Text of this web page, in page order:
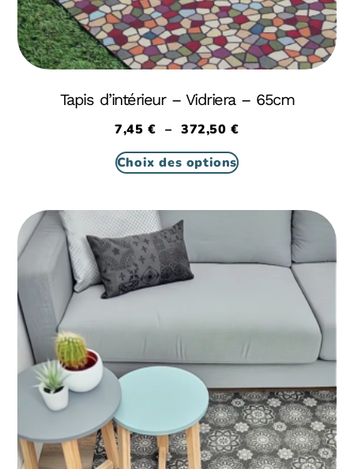
Tapis d’intérieur – Vidriera – 65cm
7,45€ – 372,50€
Choix des options